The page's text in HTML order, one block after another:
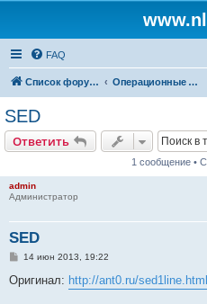
FAQ
Список форумов Операционные Системы
SED
Ответить
1 сообщение •
admin
Администратор
SED
С
о
б
14 июн 2013, 19:22
Оригинал: http://ant0.ru/sed1line.html